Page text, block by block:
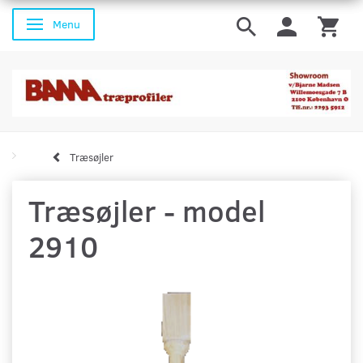
Skifte navigation
Menu
Træsøjler
Træsøjler - model
2910